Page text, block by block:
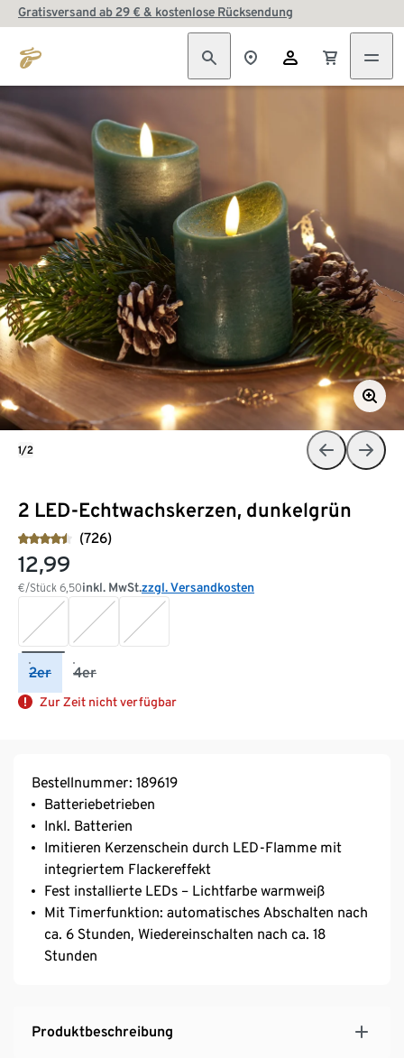
Gratisversand ab 29 € & kostenlose Rücksendung
2 LED-Echtwachskerzen, dunkelgrün
(726)
12,99
€/Stück 6,50inkl. MwSt.zzgl. Versandkosten
2er 4er
Zur Zeit nicht verfügbar
1/2
Bestellnummer: 189619
Batteriebetrieben
Inkl. Batterien
Imitieren Kerzenschein durch LED-Flamme mit
integriertem Flackereffekt
Fest installierte LEDs – Lichtfarbe warmweiß
Mit Timerfunktion: automatisches Abschalten nach
ca. 6 Stunden, Wiedereinschalten nach ca. 18
Stunden
Produktbeschreibung